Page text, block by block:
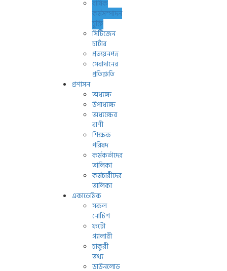
বার্ষিক
কর্মসম্পাদন
চুক্তি
সিটিজেন
চার্টার
প্রত্যয়নপত্র
সেবাদানের
প্রতিশ্রুতি
প্রশাসন
অধ্যক্ষ
উপাধ্যক্ষ
অধ্যক্ষের
বাণী
শিক্ষক
পরিষদ
কর্মকর্তাদের
তালিকা
কর্মচারীদের
তালিকা
একাডেমিক
সকল
নোটিশ
ফটো
গ্যালারী
চাকুরী
তথ্য
ডাউনলোড